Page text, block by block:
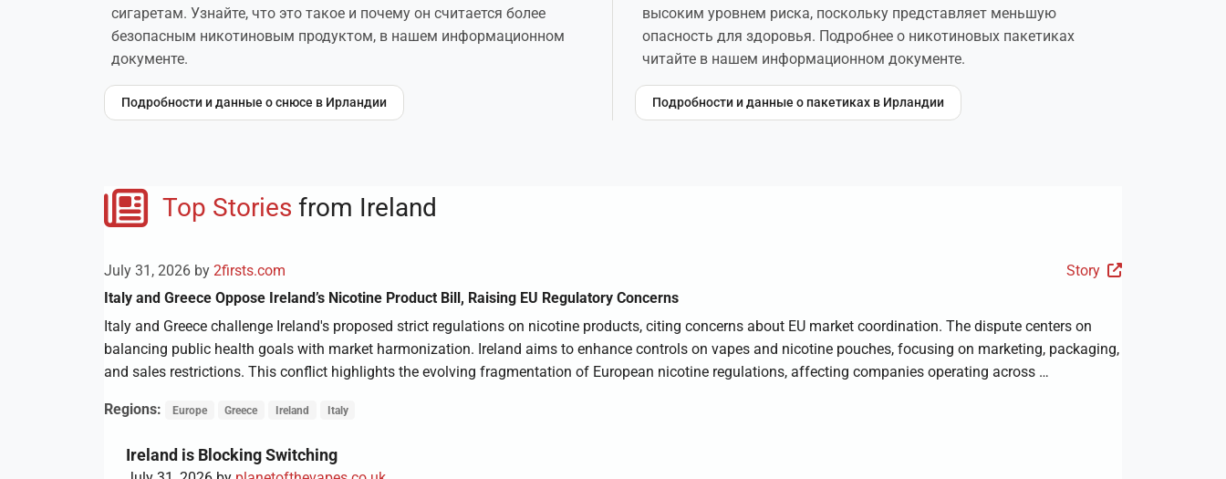
сигаретам. Узнайте, что это такое и почему он считается более
безопасным никотиновым продуктом, в нашем информационном
документе.
Подробности и данные о снюсе в Ирландии
высоким уровнем риска, поскольку представляет меньшую
опасность для здоровья. Подробнее о никотиновых пакетиках
читайте в нашем информационном документе.
Подробности и данные о пакетиках в Ирландии
Top Stories from Ireland
July 31, 2026 by 2firsts.com
Story
Italy and Greece Oppose Ireland’s Nicotine Product Bill, Raising EU Regulatory Concerns
Italy and Greece challenge Ireland's proposed strict regulations on nicotine products, citing concerns about EU market coordination. The dispute centers on
balancing public health goals with market harmonization. Ireland aims to enhance controls on vapes and nicotine pouches, focusing on marketing, packaging,
and sales restrictions. This conflict highlights the evolving fragmentation of European nicotine regulations, affecting companies operating across …
Regions: Europe Greece Ireland Italy
Ireland is Blocking Switching